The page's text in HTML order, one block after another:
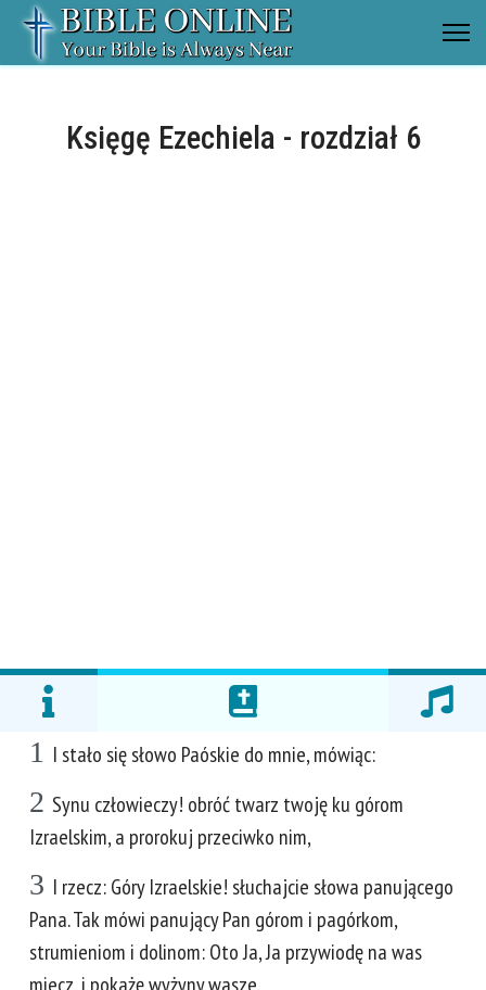
Księgę Ezechiela - rozdział 6
1 I stało się słowo Paóskie do mnie, mówiąc:
2 Synu człowieczy! obróć twarz twoję ku górom
Izraelskim, a prorokuj przeciwko nim,
3 I rzecz: Góry Izraelskie! słuchajcie słowa panującego
Pana. Tak mówi panujący Pan górom i pagórkom,
strumieniom i dolinom: Oto Ja, Ja przywiodę na was